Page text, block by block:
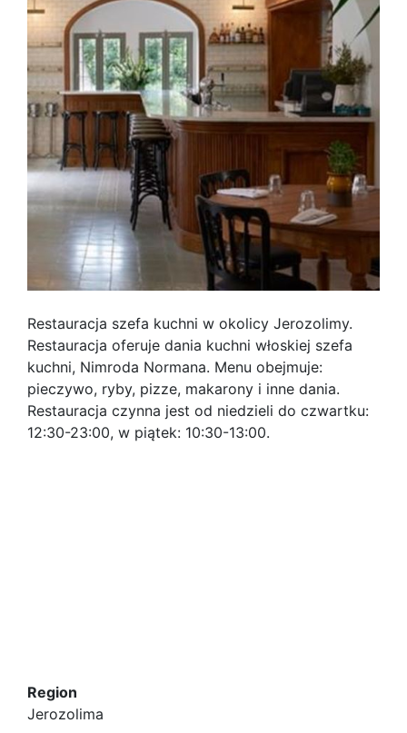
Restauracja szefa kuchni w okolicy Jerozolimy.
Restauracja oferuje dania kuchni włoskiej szefa
kuchni, Nimroda Normana. Menu obejmuje:
pieczywo, ryby, pizze, makarony i inne dania.
Restauracja czynna jest od niedzieli do czwartku:
12:30-23:00, w piątek: 10:30-13:00.
Region
Jerozolima